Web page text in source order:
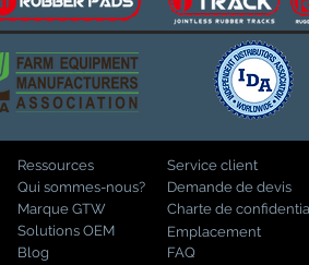
Service client
Ressources
Qui sommes-nous?
Marque GTW
Solutions OEM
Blog
Demande de devis
Charte de
Emplacement
FAQ